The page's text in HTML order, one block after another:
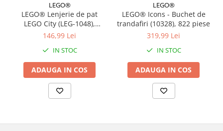
LEGO®
LEGO® Lenjerie de pat
LEGO City (LEG-1048),
140x200 cm
146,99 Lei
IN STOC
ADAUGA IN COS
LEGO®
LEGO® Icons - Buchet de
trandafiri (10328), 822 piese
319,99 Lei
IN STOC
ADAUGA IN COS